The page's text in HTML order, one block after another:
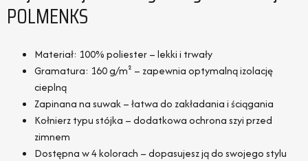
POLMENKS
Materiał: 100% poliester – lekki i trwały
Gramatura: 160 g/m² – zapewnia optymalną izolację
cieplną
Zapinana na suwak – łatwa do zakładania i ściągania
Kołnierz typu stójka – dodatkowa ochrona szyi przed
zimnem
Dostępna w 4 kolorach – dopasujesz ją do swojego stylu